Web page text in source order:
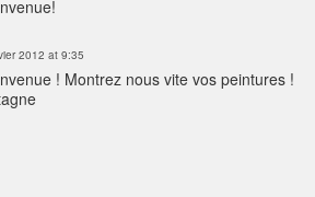
2012 at 9:35
! Montrez nous vite vos peintures !